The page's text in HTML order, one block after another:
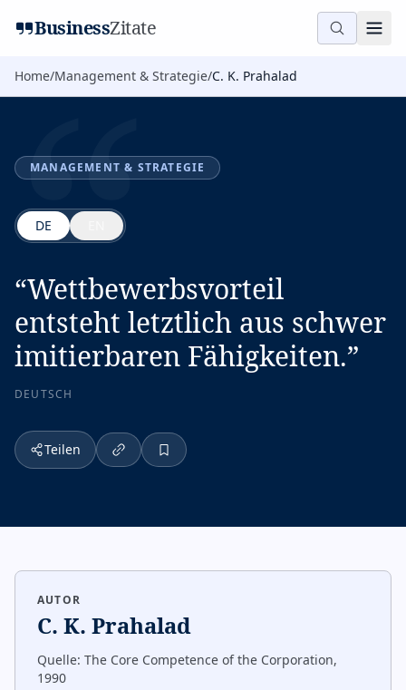
BusinessZitate
Home/Management & Strategie/C. K. Prahalad
“
MANAGEMENT & STRATEGIE
DE
“Wettbewerbsvorteil
entsteht letztlich aus schwer
imitierbaren Fähigkeiten.”
DEUTSCH
Teilen
AUTOR
C. K. Prahalad
Quelle: The Core Competence of the Corporation,
1990